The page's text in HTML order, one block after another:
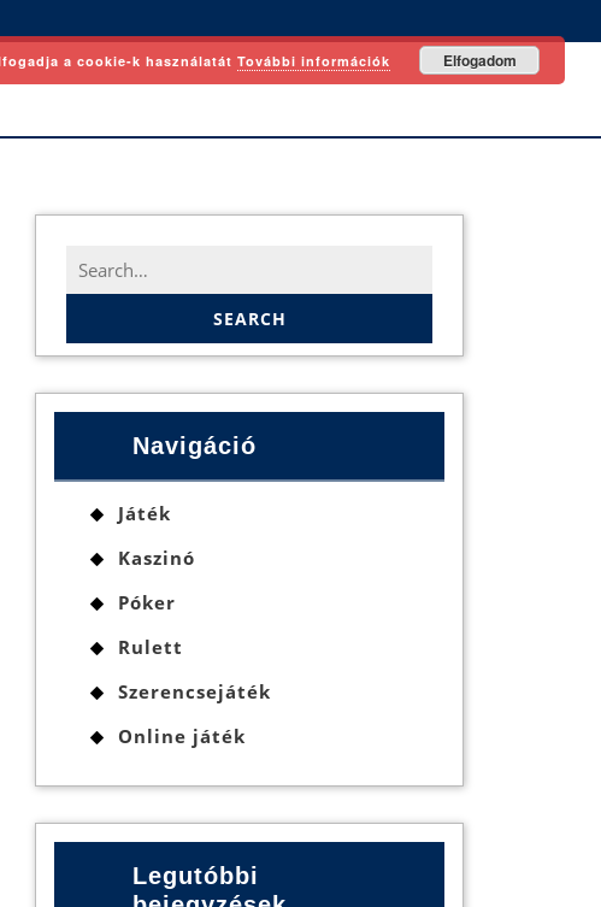
Search
for:
Navigáció
Játék
Kaszinó
Póker
Rulett
Szerencsejáték
Online játék
Legutóbbi
a cookie-k használatát További információk Elfogadom